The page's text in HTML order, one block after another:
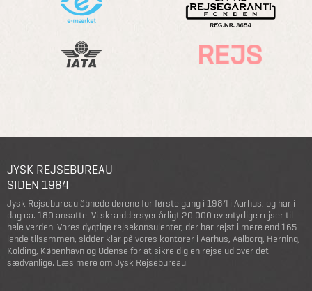
JYSK REJSEBUREAU
SIDEN 1984
Jysk Rejsebureau åbnede dørene for første gang i 1984 i Aarhus, og har i
dag ca. 180 ansatte. Vi skræddersyer årligt 20.000 eventyrlige rejser til
hele verden. Vores dygtige rejsekonsulenter, der har rejst i mere end 165
lande tilsammen, sidder klar på vores kontorer i Aarhus, Aalborg, Herning,
Kolding, København og Odense for at sikre dig en rejse ud over det
sædvanlige. Læs mere om Jysk Rejsebureau.